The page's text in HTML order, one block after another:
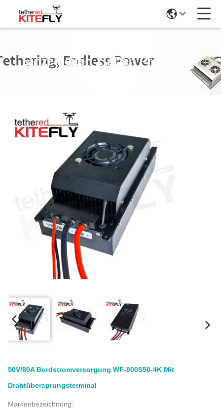
Einzelheiten Zu Den Produkten
50V/80A Bordstromversorgung WF-800S50-4K Mit
Drahtübersprungsterminal
Markenbezeichnung: